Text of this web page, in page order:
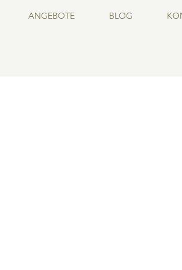
ANGEBOTE BLOG